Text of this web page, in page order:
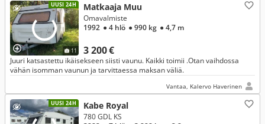
UUSI 24H
11
Matkaaja Muu
3 200 €
Omavalmiste
1992 ● 4 hlö ● 990 kg ● 4,7 m
Juuri katsastettu ikäisekseen siisti vaunu. Kaikki toimii .Otan vaihdossa
vähän isomman vaunun ja tarvittaessa maksan väliä.
Vantaa, Kalervo Haverinen
UUSI 24H Kabe Royal
780 GDL KS